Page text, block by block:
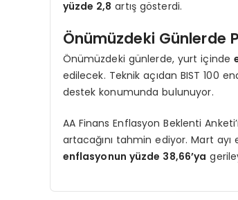
yüzde 2,8 artış gösterdi.
Önümüzdeki Günlerde
Önümüzdeki günlerde, yurt içinde
edilecek. Teknik açıdan BIST 100
destek konumunda bulunuyor.
AA Finans Enflasyon Beklenti
artacağını tahmin ediyor. Mart
enflasyonun yüzde 38,66’ya